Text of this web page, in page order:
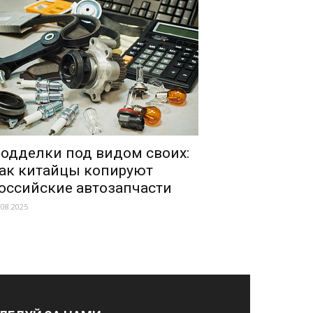
под видом своих:
китайцы копируют
автозапчасти